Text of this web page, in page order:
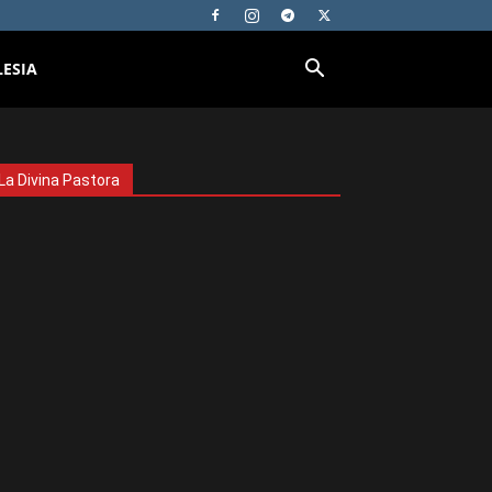
La Divina Pastora